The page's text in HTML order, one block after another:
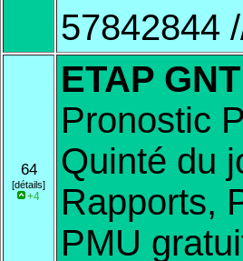
57842844
64
[détails]
+4
ETAP GNT
Pronostic
Quinté du
Rapports,
PMU